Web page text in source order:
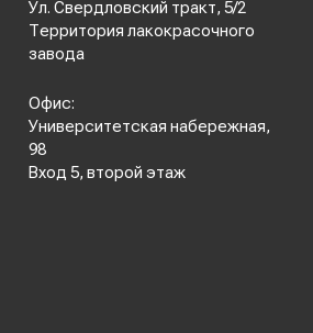
Ул. Свердловский тракт, 5/2
Территория лакокрасочного
завода
Офис:
Университетская набережная,
98
Вход 5, второй этаж